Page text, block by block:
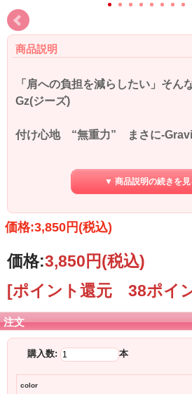
商品説明
「肩への負担を減らしたい」そ
Gz(ジーズ)
付け心地 “無重力” まさに-
↓ 商品紹介動画 ↓
大人気ストラップ Gz シリーズに新色が登場！
鮮やかなMustard
▼ 商品説明の続きを
価格:3,850円(税込)
価格:3,850円(税込)
[ポイント還元 38ポイ
注文
購入数: 本
color